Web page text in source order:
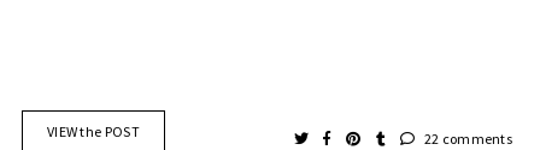
VIEW the POST 22 comments